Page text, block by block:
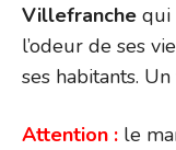
Villefranche qui
l’odeur de ses
ses habitants.
Attention : le